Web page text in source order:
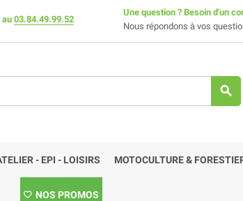
au 03.84.49.99.52
Une question ? Besoin d'un
Nous répondons à vos
search
- EPI - LOISIRS MOTOCULTURE &
NOS PROMOS